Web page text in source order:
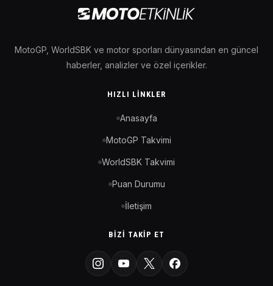
MotoGP, WorldSBK ve motor sporları dünyasından en güncel
haberler, analizler ve özel içerikler.
HIZLI LINKLER
Anasayfa
MotoGP Takvimi
WorldSBK Takvimi
Puan Durumu
İletişim
BIZI TAKIP ET